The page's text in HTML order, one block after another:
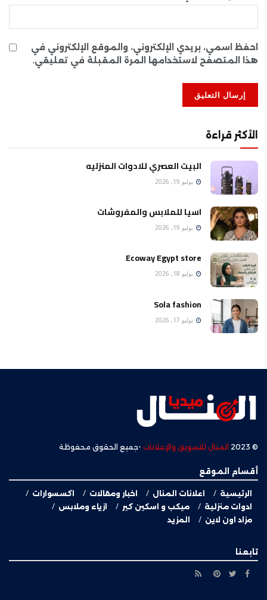
احفظ اسمي، بريدي الإلكتروني، والموقع الإلكتروني في
هذا المتصفح لاستخدامها المرة المقبلة في تعليقي.
الأكثر قراءة
البيت العصري للادوات المنزليه
يوليو 19, 2026
اسيا للملابس والمفروشات
يوليو 19, 2026
Ecoway Egypt store
يوليو 18, 2026
Sola fashion
يوليو 17, 2026
© 2023 المنال للتسويق والإعلانات -جميع الحقوق محفوظة
أقسام الموقع
الرئيسية اعلانات المنال اخبار ومقالات
اكسسوارات
ادوات منزلية
ميكب و اسكين كير
ازياء وملابس
مزاد اون لاين
المزيد
تابعنا